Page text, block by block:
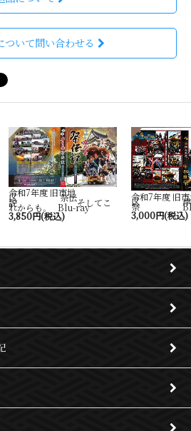
ついて問い合わせる
令和7年度 旧市地
区 祭伝
説 そしてこ
れからも。 Blu-ray
3,850円(税込)
令和7年度 旧
区 岸
祭
3,000円(税込)